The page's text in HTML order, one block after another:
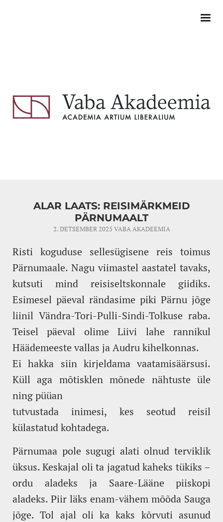
ALAR LAATS: REISIMÄRKMEID
PÄRNUMAALT
2. DETSEMBER 2025 VABA AKADEEMIA
Risti koguduse sellesügisene reis toimus
Pärnumaale. Nagu viimastel aastatel tavaks,
kutsuti mind reisiseltskonnale giidiks.
Esimesel päeval rändasime piki Pärnu jõge
liinil Vändra-Tori-Pulli-Sindi-Tolkuse raba.
Teisel päeval olime Liivi lahe rannikul
Häädemeeste vallas ja Audru kihelkonnas.
Ei hakka siin kirjeldama vaatamisäärsusi.
Küll aga mõtisklen mõnede nähtuste üle
ning püüan
tutvustada inimesi, kes seotud reisil
külastatud kohtadega.
Pärnumaa pole sugugi alati olnud terviklik
üksus. Keskajal oli ta jagatud kaheks tükiks –
ordu aladeks ja Saare-Lääne piiskopi
aladeks. Piir läks enam-vähem mõõda Sauga
jõge. Tol ajal oli ka kaks kõrvuti asunud